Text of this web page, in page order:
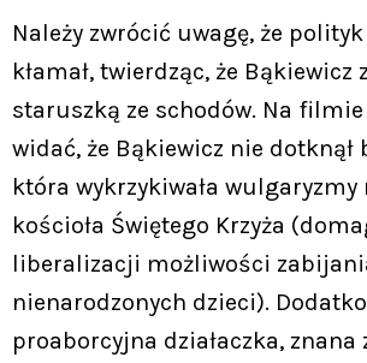
Należy zwrócić uwagę, że polityk
kłamał, twierdząc, że Bąkiewicz
staruszką ze schodów. Na filmie
widać, że Bąkiewicz nie dotknął
która wykrzykiwała wulgaryzmy
kościoła Świętego Krzyża
liberalizacji możliwości
nienarodzonych dzieci).
proaborcyjna działaczka,